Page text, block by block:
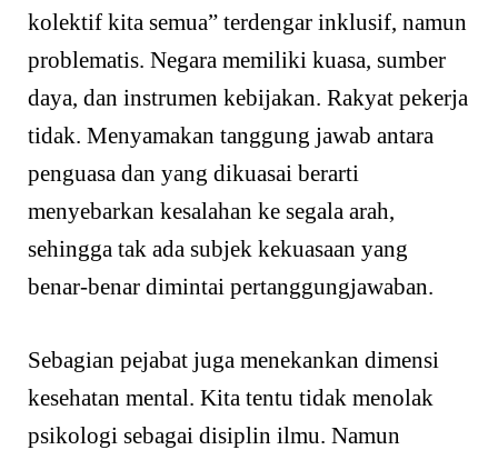
kolektif kita semua” terdengar inklusif, namun
problematis. Negara memiliki kuasa, sumber
daya, dan instrumen kebijakan. Rakyat pekerja
tidak. Menyamakan tanggung jawab antara
penguasa dan yang dikuasai berarti
menyebarkan kesalahan ke segala arah,
sehingga tak ada subjek kekuasaan yang
benar-benar dimintai pertanggungjawaban.
Sebagian pejabat juga menekankan dimensi
kesehatan mental. Kita tentu tidak menolak
psikologi sebagai disiplin ilmu. Namun